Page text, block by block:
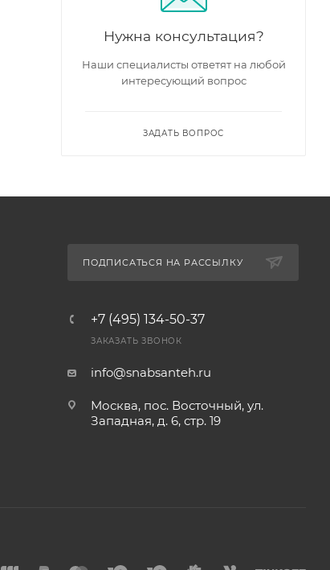
Нужна консультация?
Наши специалисты ответят на любой
интересующий вопрос
ЗАДАТЬ ВОПРОС
ПОДПИСАТЬСЯ НА РАССЫЛКУ
+7 (495) 134-50-37
ЗАКАЗАТЬ ЗВОНОК
info@snabsanteh.ru
Москва, пос. Восточный, ул.
Западная, д. 6, стр. 19